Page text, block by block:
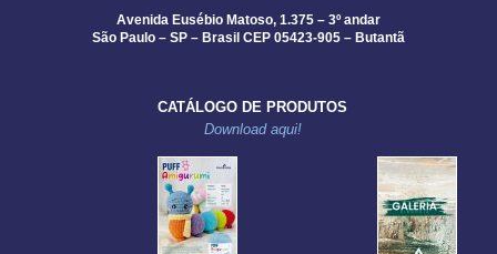
Avenida Eusébio Matoso, 1.375 – 3º andar
São Paulo – SP – Brasil CEP 05423-905 – Butantã
CATÁLOGO DE PRODUTOS
Download aqui!